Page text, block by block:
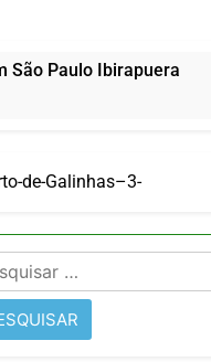
São Paulo Ibirapuera
fortalece infraestrutura
de-Galinhas–3-